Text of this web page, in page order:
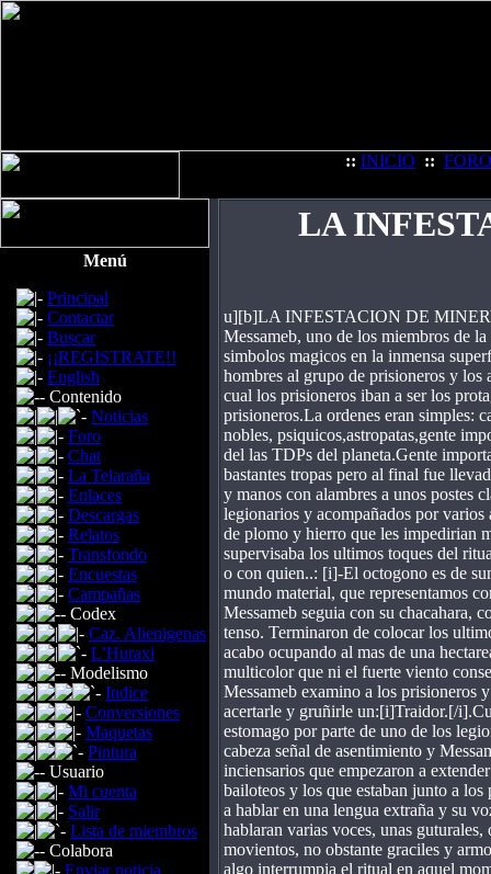
:: INICIO :: FORO
Menú
Principal
Contactar
Buscar
¡¡REGISTRATE!!
English
Contenido
Noticias
Foro
Chat
La Telaraña
Enlaces
Descargas
Relatos
Transfondo
Encuestas
Campañas
Codex
Caz. Alienigenas
L’Huraxi
Modelismo
Indice
Conversiones
Maquetas
Pintura
Usuario
Mi cuenta
Salir
Lista de miembros
Colabora
Enviar noticia
LA
u][b]LA INFESTACION DE
Messameb, uno de los miembros de
simbolos magicos en la inmensa
hombres al grupo de prisioneros y
cual los prisioneros iban a ser los
prisioneros.La ordenes eran simples:
nobles, psiquicos,astropatas,gente
del las TDPs del planeta.Gente
bastantes tropas pero al final fue
y manos con alambres a unos postes
legionarios y acompañados por varios
de plomo y hierro que les impedirian
supervisaba los ultimos toques del
o con quien..: [i]-El octogono es de
mundo material, que representamos
Messameb seguia con su chacahara,
tenso. Terminaron de colocar los
acabo ocupando al mas de una
multicolor que ni el fuerte viento
Messameb examino a los prisioneros
acertarle y gruñirle un:[i]Traidor.[/
estomago por parte de uno de los
cabeza señal de asentimiento y
inciensarios que empezaron a
bailoteos y los que estaban junto a los
a hablar en una lengua extraña y su
hablaran varias voces, unas
movientos, no obstante graciles y
algo interrumpia el ritual en aquel